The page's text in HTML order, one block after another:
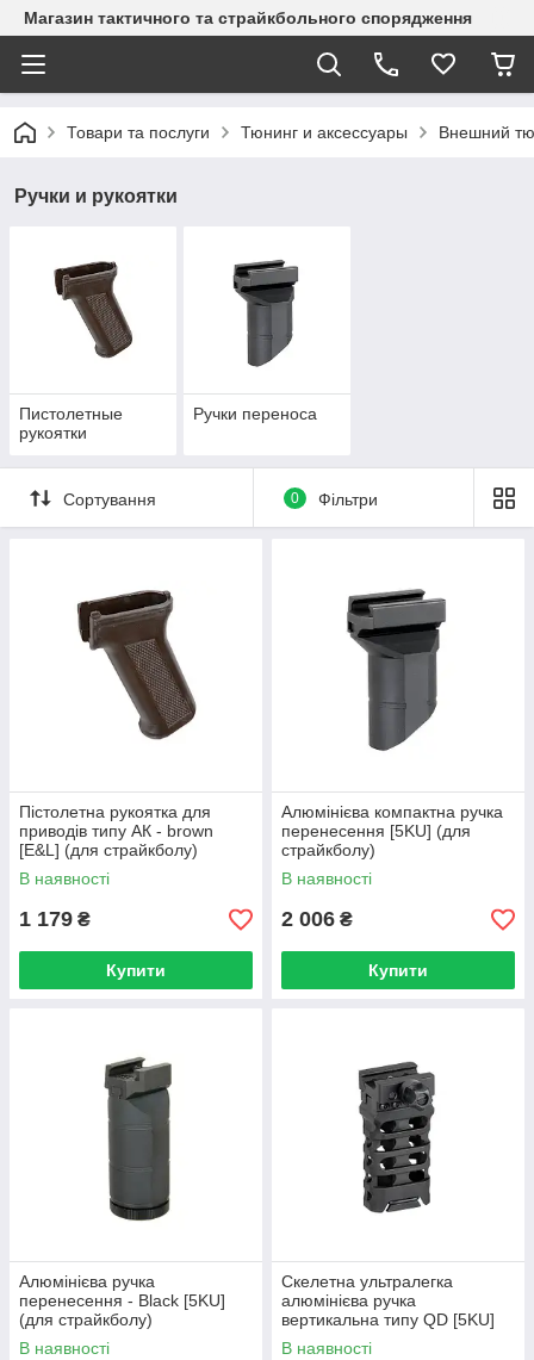
Магазин тактичного та страйкбольного спорядження
Товари та послуги Тюнинг и аксессуары Внешний
Ручки и рукоятки
Пистолетные
рукоятки
Ручки переноса
Сортування 0 Фільтри
Пістолетна рукоятка для
приводів типу АК - brown
[E&L] (для страйкболу)
В наявності
1 179 ₴
Купити
Алюмінієва компактна ручка
перенесення [5KU] (для
страйкболу)
В наявності
2 006 ₴
Купити
Алюмінієва ручка
перенесення - Black [5KU]
(для страйкболу)
В наявності
Скелетна ультралегка
алюмінієва ручка
вертикальна типу QD [5KU]
(для страйкболу)
В наявності